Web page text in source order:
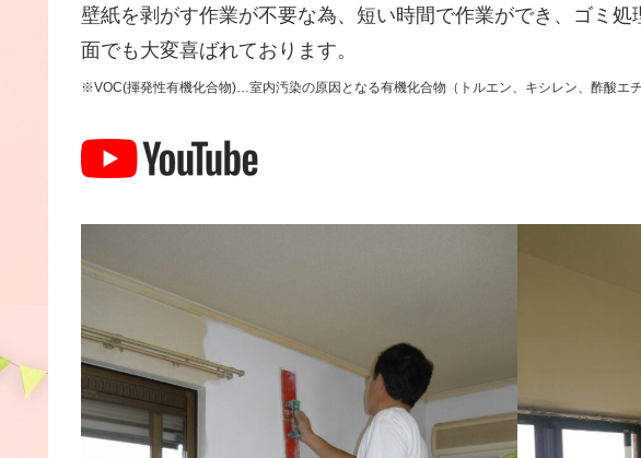
壁紙を剥がす作業が不要な為、短い時間で作業ができ、ゴミ
面でも大変喜ばれております。
※VOC(揮発性有機化合物)…室内汚染の原因となる有機化合物（トルエン、キシレン、酢酸エチ